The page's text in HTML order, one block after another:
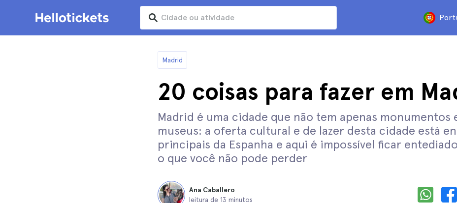
Madrid
20 coisas para fazer em
Madrid é uma cidade que não tem apenas monumentos
museus: a oferta cultural e de lazer desta cidade está
principais da Espanha e aqui é impossível ficar
o que você não pode perder
Ana Caballero
leitura de 13 minutos